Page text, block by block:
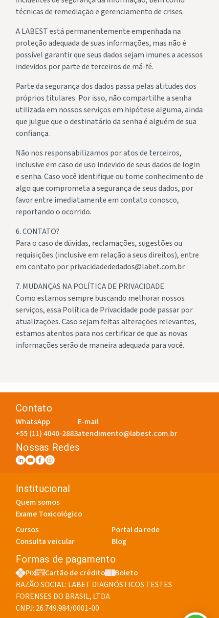
técnicas de remediação e gerenciamento de crises.
A LABEST está permanentemente empenhada na
proteção adequada de suas informações, mas não é
possível garantir que seus dados sejam imunes a acessos
indevidos por parte de terceiros de má-fé.
Parte da segurança dos dados passa pelas atitudes dos
próprios titulares. Por isso, não compartilhe a senha
utilizada em nossos serviços em hipótese alguma, ainda
que julgue que o destinatário da senha é alguém de sua
confiança.
Não nos responsabilizamos por atos de terceiros,
inclusive em caso de uso indevido de seus dados de login
e senha. Caso você identifique ou tome conhecimento de
algo que comprometa a segurança de seus dados, por
favor entre imediatamente em contato conosco,
reportando o ocorrido.
6. CONTATO?
Para o caso de dúvidas, reclamações, sugestões ou
requisições (inclusive em relação a seus direitos), entre
em contato por privacidadededados@labet.com.br
7. MUDANÇAS NA POLÍTICA DE PRIVACIDADE
Como estamos sempre buscando melhorar nossos
serviços, essa Política de Privacidade pode passar por
atualizações. Caso sejam feitas alterações relevantes,
estamos atentos para nos certificar de que as novas
informações serão de maneira adequada para você.
Contato
WhatsApp
+55 (11) 4040-2883
E-mail
atendimento@labest.com.br
Nossas Redes
Institucional
Quem somos
Exame Toxicológico
Cursos
Consulta veicular
Portal da rede
Blog
Formas de pagamento
Pix Cartão de crédito
Boleto
RAZÃO SOCIAL: LABET DIAGNÓSTICOS TESTES
FORENSES DO BRASIL, LTDA
CNPJ: 26.749.984/0001-00